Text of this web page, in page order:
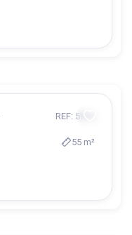
REF: 5836
55 m²